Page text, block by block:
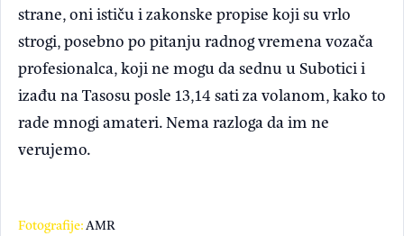
strane, oni ističu i zakonske propise koji su vrlo
strogi, posebno po pitanju radnog vremena vozača
profesionalca, koji ne mogu da sednu u Subotici i
izađu na Tasosu posle 13,14 sati za volanom, kako to
rade mnogi amateri. Nema razloga da im ne
verujemo.
Fotografije:AMR